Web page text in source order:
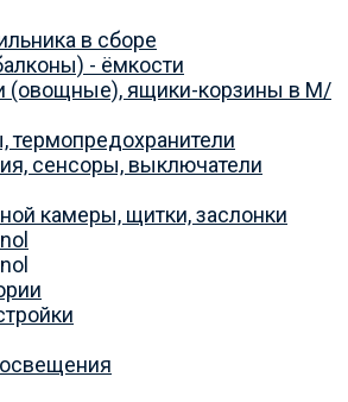
в сборе
- ёмкости
(овощные), ящики-корзины в М/
термопредохранители
сенсоры, выключатели
камеры, щитки, заслонки